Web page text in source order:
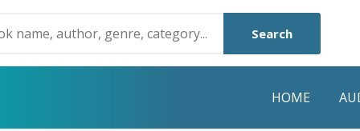
Search
HOME